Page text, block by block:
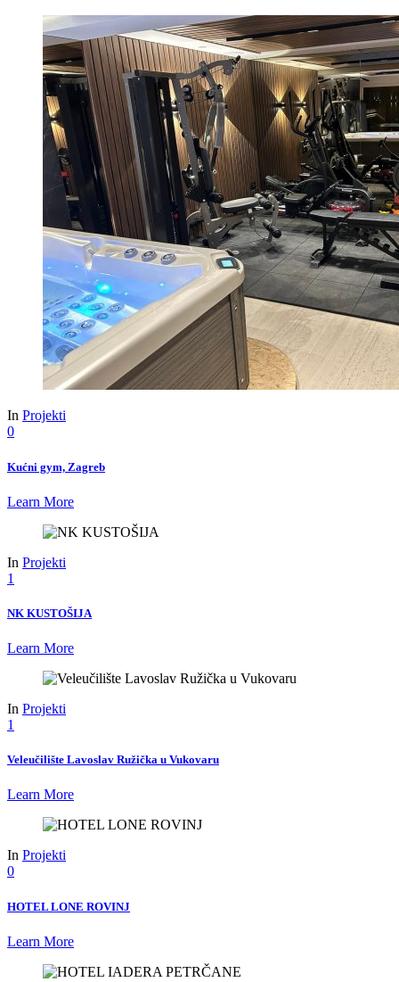
In Projekti
0
Kućni gym, Zagreb
Learn More
In Projekti
1
NK KUSTOŠIJA
Learn More
In Projekti
1
Veleučilište Lavoslav Ružička u Vukovaru
Learn More
In Projekti
0
HOTEL LONE ROVINJ
Learn More